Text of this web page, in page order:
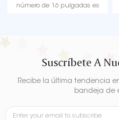
número de 16 pulgadas es
Suscríbete A
Recibe la última tendencia
bandeja de